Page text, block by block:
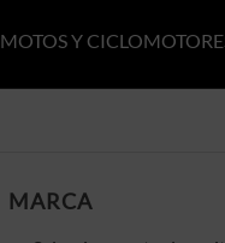
MOTOS Y
MARCA